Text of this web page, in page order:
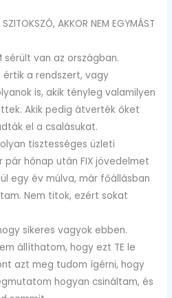
AKKOR NEM EGYMÁST
sérült van az országban.
értik a rendszert, vagy
is, akik tényleg valamilyen
Akik pedig átverték őket
el a csalásukat.
tisztességes üzleti
pár hónap után FIX jövedelmet
egy év múlva, már főállásban
Nem titok, ezért sokat
sikeres vagyok ebben.
állíthatom, hogy ezt TE le
azt meg tudom ígérni, hogy
hogyan csináltam, és